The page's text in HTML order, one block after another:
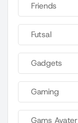
Friends
Futsal
Gadgets
Gaming
Gams Avater